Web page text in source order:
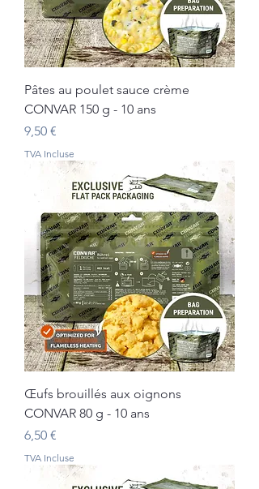
Pâtes au poulet sauce crème
CONVAR 150 g - 10 ans
Prix
9,50 €
TVA Incluse
Œufs brouillés aux oignons
CONVAR 80 g - 10 ans
Prix
6,50 €
TVA Incluse